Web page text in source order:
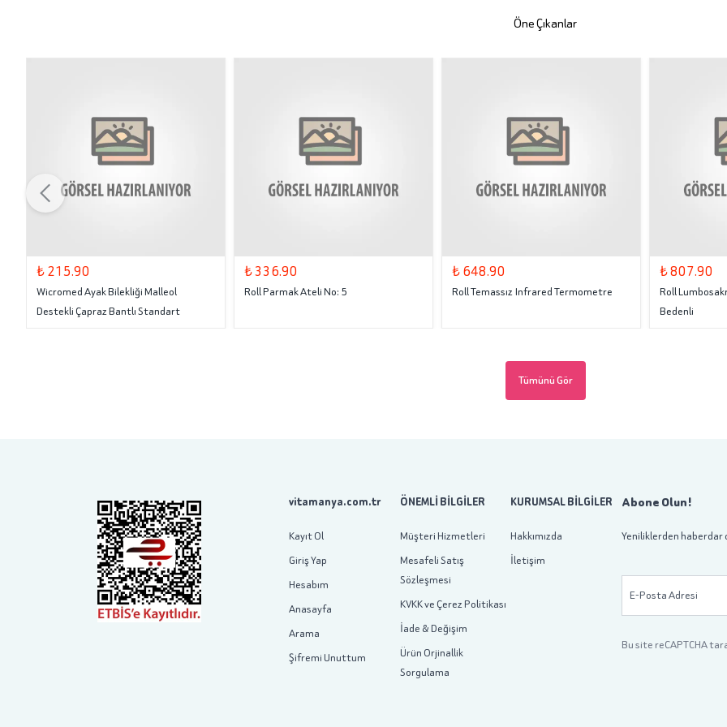
Öne Çıkanlar
₺ 215.90
Wicromed Ayak Bilekliği Malleol
Destekli Çapraz Bantlı Standart
₺ 336.90
Roll Parmak Ateli No: 5
₺ 648.90
Roll Temassız Infrared Termometre
₺ 807.90
Roll
Bedenli
Tümünü Gör
vitamanya.com.tr
Kayıt Ol
Giriş Yap
Hesabım
Anasayfa
Arama
Şifremi Unuttum
ÖNEMLİ BİLGİLER
Müşteri Hizmetleri
Mesafeli Satış
Sözleşmesi
KVKK ve Çerez Politikası
İade & Değişim
Ürün Orjinallik
Sorgulama
KURUMSAL BİLGİLER
Hakkımızda
İletişim
Abone Olun!
Yeniliklerden haberdar
E-Posta Adresi
Bu site reCAPTCHA